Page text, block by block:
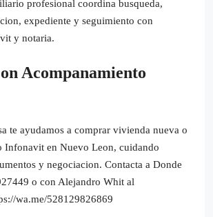
profesional coordina busqueda,
expediente y seguimiento con
y notaria.
Acompanamiento
te ayudamos a comprar vivienda nueva o
Infonavit en Nuevo Leon, cuidando
y negociacion. Contacta a Donde
o con Alejandro Whit al
wa.me/528129826869